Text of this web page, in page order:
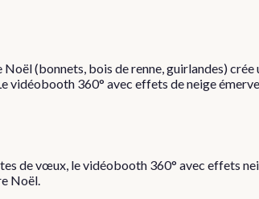
(bonnets, bois de renne, guirlandes)
vidéobooth 360° avec effets de neige
de vœux, le vidéobooth 360° avec effets
Noël.